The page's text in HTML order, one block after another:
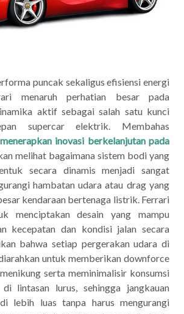
puncak sekaligus efisiensi energi
menaruh perhatian besar pada
aktif sebagai salah satu kunci
supercar elektrik. Membahas
inovasi berkelanjutan pada
melihat bagaimana sistem bodi yang
secara dinamis menjadi sangat
hambatan udara atau drag yang
kendaraan bertenaga listrik. Ferrari
menciptakan desain yang mampu
kecepatan dan kondisi jalan secara
bahwa setiap pergerakan udara di
untuk memberikan downforce
serta meminimalisir konsumsi
lintasan lurus, sehingga jangkauan
lebih luas tanpa harus mengurangi